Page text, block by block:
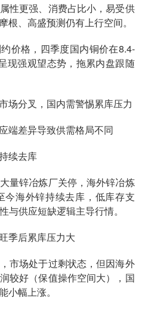
性更强、消费占比小，易受供
根、高盛预测仍有上行空间。
价格，四季度国内铜价在8.4-
现强观望态势，拖累内盘跟随
场分叉，国内需警惕累库压力
端差异导致供需格局不同
续去库
量锌冶炼厂关停，海外锌冶炼
今海外锌持续去库，低库存支
与供应短缺逻辑主导行情。
季后累库压力大
市场处于过剩状态，但因海外
较好（保值操作空间大），国
小幅上涨。